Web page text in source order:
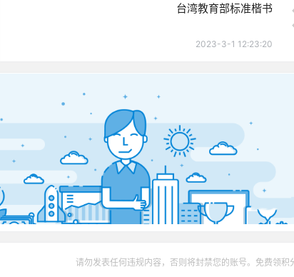
台湾教育部标准楷书
2023-3-1 12:23:20
请勿发表任何违规内容，否则将封禁您的账号。免费领积